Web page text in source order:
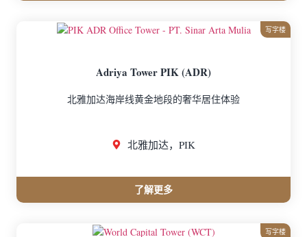
写字楼
Adriya Tower PIK (ADR)
北雅加达海岸线黄金地段的奢华居住体验
北雅加达，PIK
了解更多
写字楼